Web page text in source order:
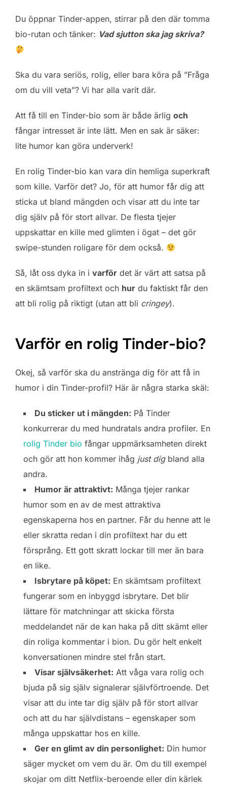
Du öppnar Tinder-appen, stirrar på den där tomma
bio-rutan och tänker: Vad sjutton ska jag skriva?
Ska du vara seriös, rolig, eller bara köra på ”Fråga
om du vill veta”? Vi har alla varit där.
Att få till en Tinder-bio som är både ärlig och
fångar intresset är inte lätt. Men en sak är säker:
lite humor kan göra underverk!
En rolig Tinder-bio kan vara din hemliga superkraft
som kille. Varför det? Jo, för att humor får dig att
sticka ut bland mängden och visar att du inte tar
dig själv på för stort allvar. De flesta tjejer
uppskattar en kille med glimten i ögat – det gör
swipe-stunden roligare för dem också.
Så, låt oss dyka in i varför det är värt att satsa på
en skämtsam profiltext och hur du faktiskt får den
att bli rolig på riktigt (utan att bli cringey).
Varför en rolig Tinder-bio?
Okej, så varför ska du anstränga dig för att få in
humor i din Tinder-profil? Här är några starka skäl:
Du sticker ut i mängden: På Tinder
konkurrerar du med hundratals andra profiler. En
rolig Tinder bio fångar uppmärksamheten direkt
och gör att hon kommer ihåg just digbland alla
andra.
Humor är attraktivt: Många tjejer rankar
humor som en av de mest attraktiva
egenskaperna hos en partner. Får du henne att le
eller skratta redan i din profiltext har du ett
försprång. Ett gott skratt lockar till mer än bara
en like.
Isbrytare på köpet: En skämtsam profiltext
fungerar som en inbyggd isbrytare. Det blir
lättare för matchningar att skicka första
meddelandet när de kan haka på ditt skämt eller
din roliga kommentar i bion. Du gör helt enkelt
konversationen mindre stel från start.
Visar självsäkerhet: Att våga vara rolig och
bjuda på sig själv signalerar självförtroende. Det
visar att du inte tar dig själv på för stort allvar
och att du har självdistans – egenskaper som
många uppskattar hos en kille.
Ger en glimt av din personlighet: Din humor
säger mycket om vem du är. Om du till exempel
skojar om ditt Netflix-beroende eller din kärlek